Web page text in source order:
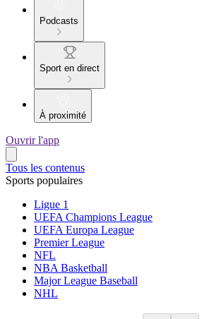
Podcasts
Sport en direct
À proximité
Ouvrir l'app
Tous les contenus
Sports populaires
Ligue 1
UEFA Champions League
UEFA Europa League
Premier League
NFL
NBA Basketball
Major League Baseball
NHL